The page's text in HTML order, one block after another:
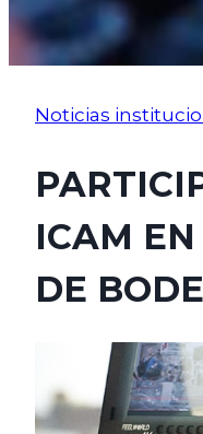
Noticias
ICAM
DE
mayo 10, 2022